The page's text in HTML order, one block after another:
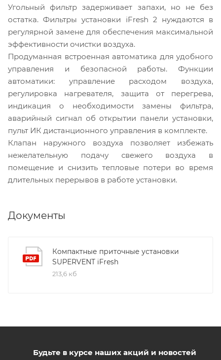
Угольный фильтр задерживает запахи, но не без
остатка. Фильтры установки iFresh 2 нуждаются в
регулярной замене для обеспечения максимальной
эффективности очистки воздуха.
Продуманная встроенная автоматика для удобного
управления и безопасной работы. Функции
автоматики: управление расходом воздуха,
регулировка нагревателя, защита от перегрева,
индикация о необходимости замены фильтра,
аварийный сигнал об открытии панели установки,
пульт ИК дистанционного управления в комплекте.
Клапан наружного воздуха позволяет избежать
нежелательную подачу свежего воздуха в
помещение и снизить тепловые потери во время
длительных перерывов в работе установки.
Документы
Компактные приточные установки
SUPERVENT iFresh
213,6 кб
Будьте в курсе наших акций и новостей